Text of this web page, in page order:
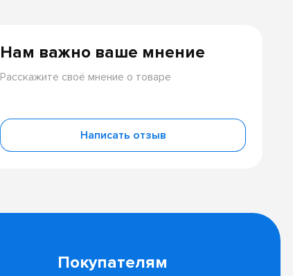
Нам важно ваше мнение
Расскажите своё мнение о товаре
Написать отзыв
Покупателям